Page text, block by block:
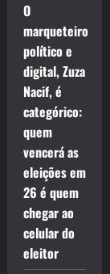
O
marqueteiro
político e
digital, Zuza
Nacif, é
categórico:
quem
vencerá as
eleições em
26 é quem
chegar ao
celular do
eleitor